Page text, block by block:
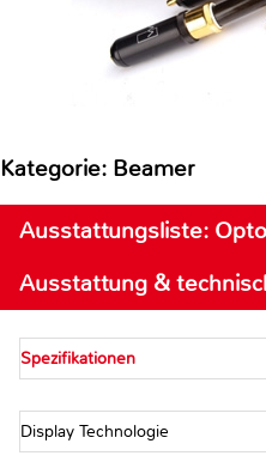
Kategorie: Beamer
Ausstattungsliste:
Ausstattung &
Spezifikationen
Display Technologie